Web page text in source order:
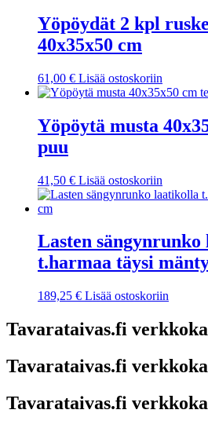
Yöpöydät 2 kpl
40x35x50 cm
61,00 € Lisää ostoskoriin
Yöpöytä musta
puu
41,50 € Lisää ostoskoriin
Lasten
t.harmaa täysi
189,25 € Lisää ostoskoriin
Tavarataivas.fi
Tavarataivas.fi
Tavarataivas.fi